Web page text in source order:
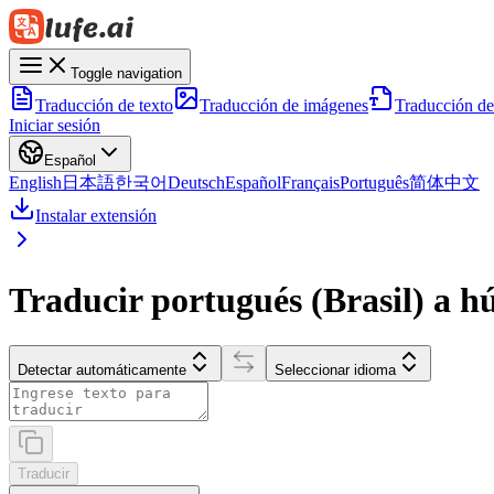
Toggle navigation
Traducción de texto Traducción de imágenes Traducción
Iniciar sesión
Español
English 日本語한국어DeutschEspañolFrançaisPortuguês简体中文
Instalar extensión
Traducir portugués (Brasil) a
Detectar automáticamente Seleccionar idioma
Traducir